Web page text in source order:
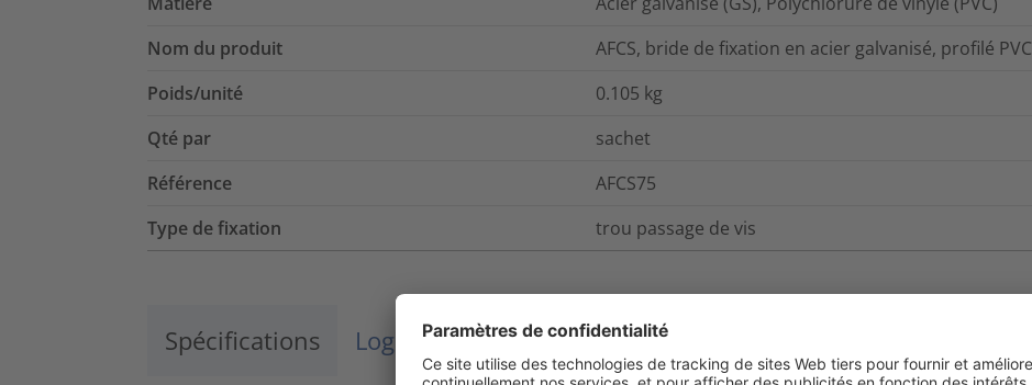
Nom du produit
AFCS, bride de fixation en acier galvanisé, profilé PVC
Poids/unité
0.105 kg
Qté par
sachet
Référence
AFCS75
Type de fixation
trou passage de vis
Spécifications Logistique et emballage Pour plus d'information